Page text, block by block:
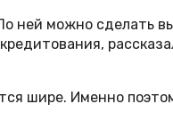
ней можно сделать
шире. Именно